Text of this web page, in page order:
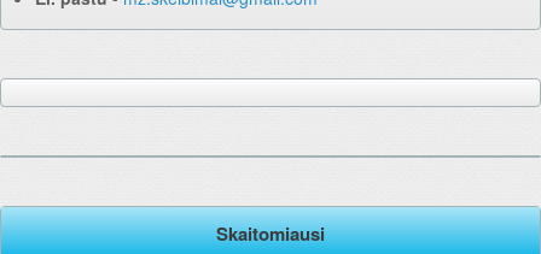
Skaitomiausi